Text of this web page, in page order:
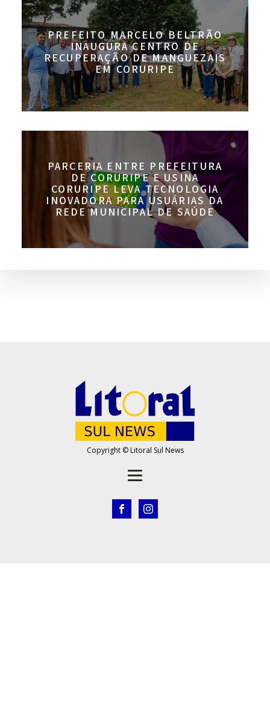
PREFEITO MARCELO BELTRÃO
INAUGURA CENTRO DE
RECUPERAÇÃO DE MANGUEZAIS
EM CORURIPE
PARCERIA ENTRE PREFEITURA
DE CORURIPE E USINA
CORURIPE LEVA TECNOLOGIA
INOVADORA PARA USUÁRIAS DA
REDE MUNICIPAL DE SAÚDE
Copyright © Litoral Sul News